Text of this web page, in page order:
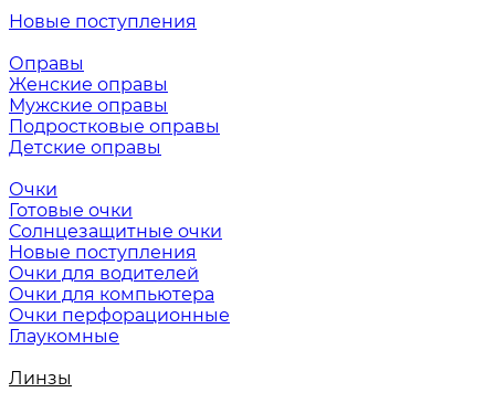
Новые поступления
Оправы
Женские оправы
Мужские оправы
Подростковые оправы
Детские оправы
Очки
Готовые очки
Солнцезащитные очки
Новые поступления
Очки для водителей
Очки для компьютера
Очки перфорационные
Глаукомные
Линзы